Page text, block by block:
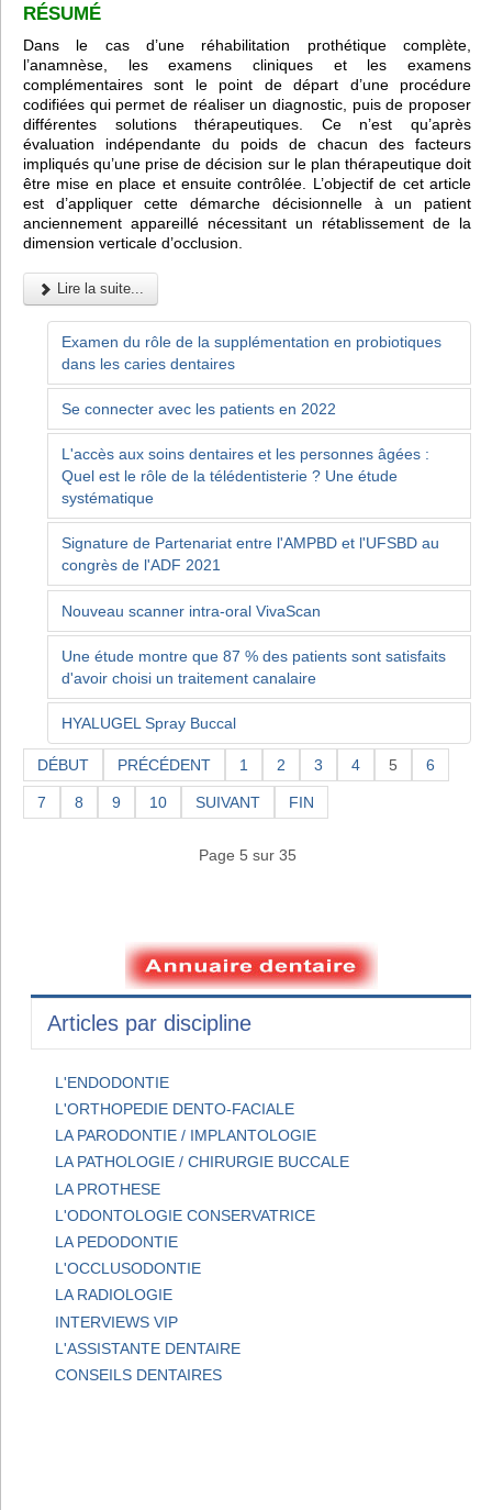
RÉSUMÉ
Dans le cas d’une réhabilitation prothétique complète,
l’anamnèse, les examens cliniques et les examens
complémentaires sont le point de départ d’une procédure
codifiées qui permet de réaliser un diagnostic, puis de proposer
différentes solutions thérapeutiques. Ce n’est qu’après
évaluation indépendante du poids de chacun des facteurs
impliqués qu’une prise de décision sur le plan thérapeutique doit
être mise en place et ensuite contrôlée. L’objectif de cet article
est d’appliquer cette démarche décisionnelle à un patient
anciennement appareillé nécessitant un rétablissement de la
dimension verticale d’occlusion.
Lire la suite...
Examen du rôle de la supplémentation en probiotiques
dans les caries dentaires
Se connecter avec les patients en 2022
L'accès aux soins dentaires et les personnes âgées :
Quel est le rôle de la télédentisterie ? Une étude
systématique
Signature de Partenariat entre l'AMPBD et l'UFSBD au
congrès de l'ADF 2021
Nouveau scanner intra-oral VivaScan
Une étude montre que 87 % des patients sont satisfaits
d'avoir choisi un traitement canalaire
HYALUGEL Spray Buccal
DÉBUT PRÉCÉDENT 1 2 3 4 5 6
7 8 9 10 SUIVANT FIN
Page 5 sur 35
Articles par discipline
L'ENDODONTIE
L'ORTHOPEDIE DENTO-FACIALE
LA PARODONTIE / IMPLANTOLOGIE
LA PATHOLOGIE / CHIRURGIE BUCCALE
LA PROTHESE
L'ODONTOLOGIE CONSERVATRICE
LA PEDODONTIE
L'OCCLUSODONTIE
LA RADIOLOGIE
INTERVIEWS VIP
L'ASSISTANTE DENTAIRE
CONSEILS DENTAIRES